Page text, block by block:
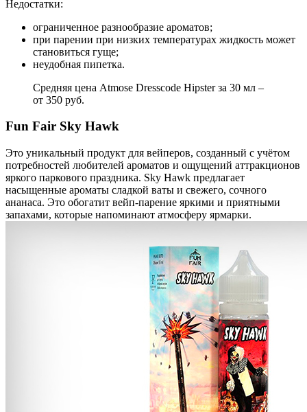
Недостатки:
ограниченное разнообразие ароматов;
при парении при низких температурах жидкость может
становиться гуще;
неудобная пипетка.
Средняя цена Atmose Dresscode Hipster за 30 мл –
от 350 руб.
Fun Fair Sky Hawk
Это уникальный продукт для вейперов, созданный с учётом
потребностей любителей ароматов и ощущений аттракционов
яркого паркового праздника. Sky Hawk предлагает
насыщенные ароматы сладкой ваты и свежего, сочного
ананаса. Это обогатит вейп-парение яркими и приятными
запахами, которые напоминают атмосферу ярмарки.